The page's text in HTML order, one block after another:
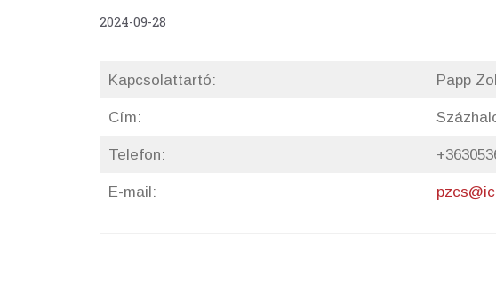
2024-09-28
Kapcsolattartó: Papp
Cím:
Telefon:
E-mail: